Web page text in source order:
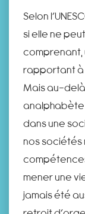
Selon
si elle ne
comprenant,
rapportant à
Mais au-
dans une
nos sociétés
mener une
jamais été